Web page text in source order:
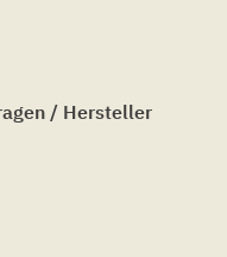
/ Hersteller